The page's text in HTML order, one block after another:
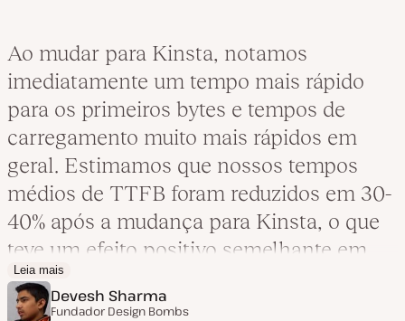
Ao mudar para Kinsta, notamos
imediatamente um tempo mais rápido
para os primeiros bytes e tempos de
carregamento muito mais rápidos em
geral. Estimamos que nossos tempos
médios de TTFB foram reduzidos em 30-
40% após a mudança para Kinsta, o que
teve um efeito positivo semelhante em
todas às nossas outras métricas de
desempenho. Kinsta nos dá a confiança
Leia mais
Devesh Sharma
Fundador Design Bombs